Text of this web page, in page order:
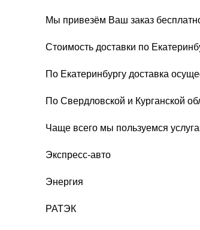
Мы привезём Ваш заказ
Стоимость доставки по
По Екатеринбургу доставка
По Свердловской и Курганской
Чаще всего мы пользуемся
Экспресс-авто
Энергия
РАТЭК